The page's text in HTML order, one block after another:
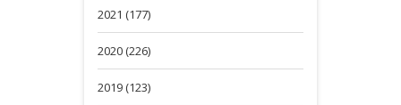
2021 (177)
2020 (226)
2019 (123)